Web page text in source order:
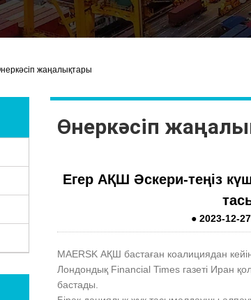
жаңалықтары
Өнеркәсіп
Егер АҚШ Әскери-теңіз
● 2023-12-27
MAERSK АҚШ бастаған коалициядан
Лондондық Financial Times газеті Иран
бастады.